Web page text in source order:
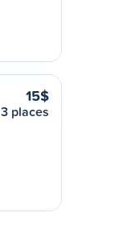
15$
3 places